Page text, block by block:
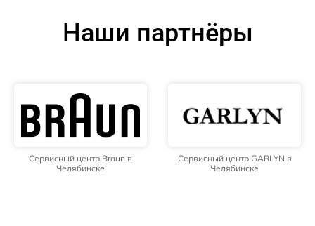
Наши партнёры
Сервисный центр Braun в
Челябинске
Сервисный центр GARLYN в
Челябинске